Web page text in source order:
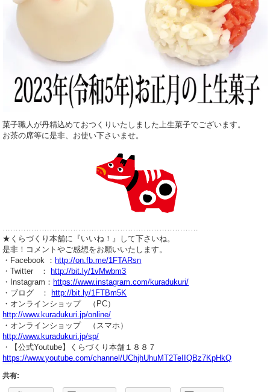
菓子職人が丹精込めておつくりいたしました上生菓子でございます。
お茶の席等に是非、お使い下さいませ。
…………………………………………………………………
★くらづくり本舗に『いいね！』して下さいね。
是非！コメントやご感想をお願いいたします。
・Facebook ： http://on.fb.me/1FTARsn
・Twitter ：
http://bit.ly/1vMwbm3
・Instagram： https://www.instagram.com/kuradukuri/
・ブログ ：
http://bit.ly/1FTBm5K
・オンラインショップ （PC）
http://www.kuradukuri.jp/online/
・オンラインショップ （スマホ）
http://www.kuradukuri.jp/sp/
・【公式Youtube】くらづくり本舗１８８７
https://www.youtube.com/channel/UChjhUhuMT2TeIIQBz7KpHkQ
共有: